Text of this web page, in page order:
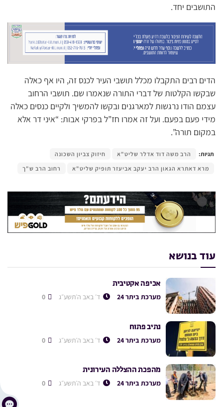
התושבים יחד.
הדים רבים התקבלו מכלל תושבי העיר לכנס זה, היו אף כאלה
שבקשו הקלטות של דברי התורה שנאמרו שם. תושבי הרחוב
עצמם הודו נרגשות למארגנים ובקשו להמשיך ולקיים כנסים כאלה
מידי פעם בפעם. ועל זה אמרו חז”ל בפרקי אבות: “איני דר אלא
במקום תורה”.
תגיות: הרב משה דוד אדלר שליט"א
חיזוק צביון השכונה
מרא דאתרא הגאון הרב יעקב אביעזר תופיק שליט"א
רחוב הרב ש"ך
עוד בנושא
אכיפה אקטיבית
מערכת ביתר 24 ד׳ באב ה׳תשע״ג
נתיב פתוח
מערכת ביתר 24 ד׳ באב ה׳תשע״ג
מהפכת ההצללה העירונית
מערכת ביתר 24 ד׳ באב ה׳תשע״ג